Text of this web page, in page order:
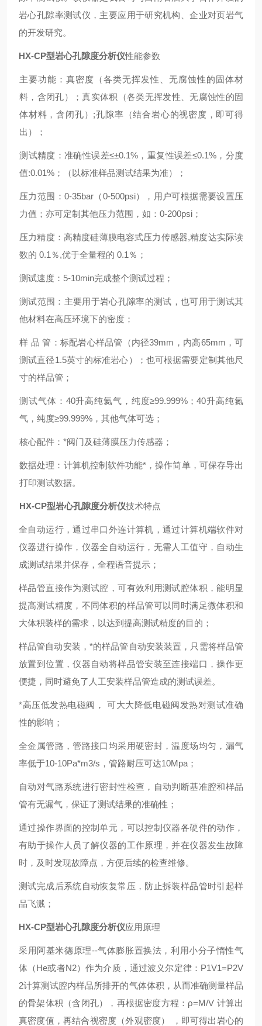
岩心孔隙率测试仪，主要应用于研究机构、企业对页岩气
的开发研究。
HX-CP型岩心孔隙度分析仪性能参数
主要功能：真密度（各类无挥发性、无腐蚀性的固体材
料，含闭孔）；真实体积（各类无挥发性、无腐蚀性的固
体材料，含闭孔） ;孔隙率（结合岩心的视密度，即可得
出）
；
测试精度：准确性误差≤±0.1% ，重复性误差≤0.1%，分度
值:0.01% ；（以标准样品测试结果为准）；
压力范围： 0-35bar（0-500psi），用户可根据需要设置压
力值；亦可定制其他压力范围，如：0-200psi；
压力精度：高精度硅薄膜电容式压力传感器,精度达实际读
数的 0.1 ％,优于全量程的 0.1 ％；
测试速度： 5-10min完成整个测试过程；
测试范围：主要用于岩心孔隙率的测试，也可用于测试其
他材料在高压环境下的密度；
样 品 管：标配岩心样品管（内径39mm ，内高65mm ，可
测试直径1.5英寸的标准岩心）；也可根据需要定制其他尺
寸的样品管；
测试气体： 40升高纯氦气，纯度≥99.999% ；40升高纯氮
气，纯度≥99.999% ，其他气体可选；
核心配件：*阀门及硅薄膜压力传感器；
数据处理：计算机控制软件功能*，操作简单，可保存导出
打印测试数据。
HX-CP型岩心孔隙度分析仪技术特点
全自动运行，通过串口外连计算机，通过计算机端软件对
仪器进行操作，仪器全自动运行，无需人工值守，自动生
成测试结果并保存，全程语音提示；
样品管直接作为测试腔，可有效利用测试腔体积，能明显
提高测试精度，不同体积的样品管可以同时满足微体积和
大体积装样的需求，以达到提高测试精度的目的；
样品管自动安装，*的样品管自动安装装置，只需将样品管
放置到位置，仪器自动将样品管安装至连接端口，操作更
便捷，同时避免了人工安装样品管造成的测试误差。
*高压低发热电磁阀， 可大大降低电磁阀发热对测试准确
性的影响；
全金属管路，管路接口均采用硬密封，温度场均匀，漏气
率低于10-10Pa*m3/s，管路耐压可达10Mpa；
自动对气路系统进行密封性检查，自动判断基准腔和样品
管有无漏气，保证了测试结果的准确性；
通过操作界面的控制单元，可以控制仪器各硬件的动作，
有助于操作人员了解仪器的工作原理，并在仪器发生故障
时，及时发现故障点，方便后续的检查维修。
测试完成后系统自动恢复常压，防止拆装样品管时引起样
品飞溅；
HX-CP型岩心孔隙度分析仪应用原理
采用阿基米德原理--气体膨胀置换法，利用小分子惰性气
体（He或者N2）作为介质，通过波义尔定律： P1V1=P2V
2计算测试腔内样品所排开的气体体积，从而准确测量样品
的骨架体积（含闭孔），再根据密度方程：ρ=M/V 计算出
真密度值，再结合视密度（外观密度）
，即可得出岩心的